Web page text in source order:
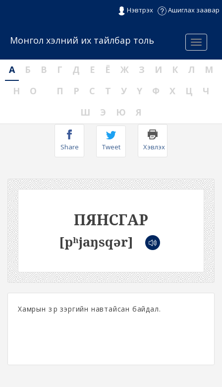
Нэвтрэх Ашиглах заавар
Menu
Монгол хэлний их тайлбар толь
А Б В Г Д Е Ё Ж З И К Л
М
Н
О П Р С Т У Ү Ф Х Ц
Ч
Ш
Э Ю Я
Share Tweet Хэвлэх
ПЯНСГАР
[pʰjaŋsqər]
Хамрын үзүүр зэргийн навтайсан байдал.